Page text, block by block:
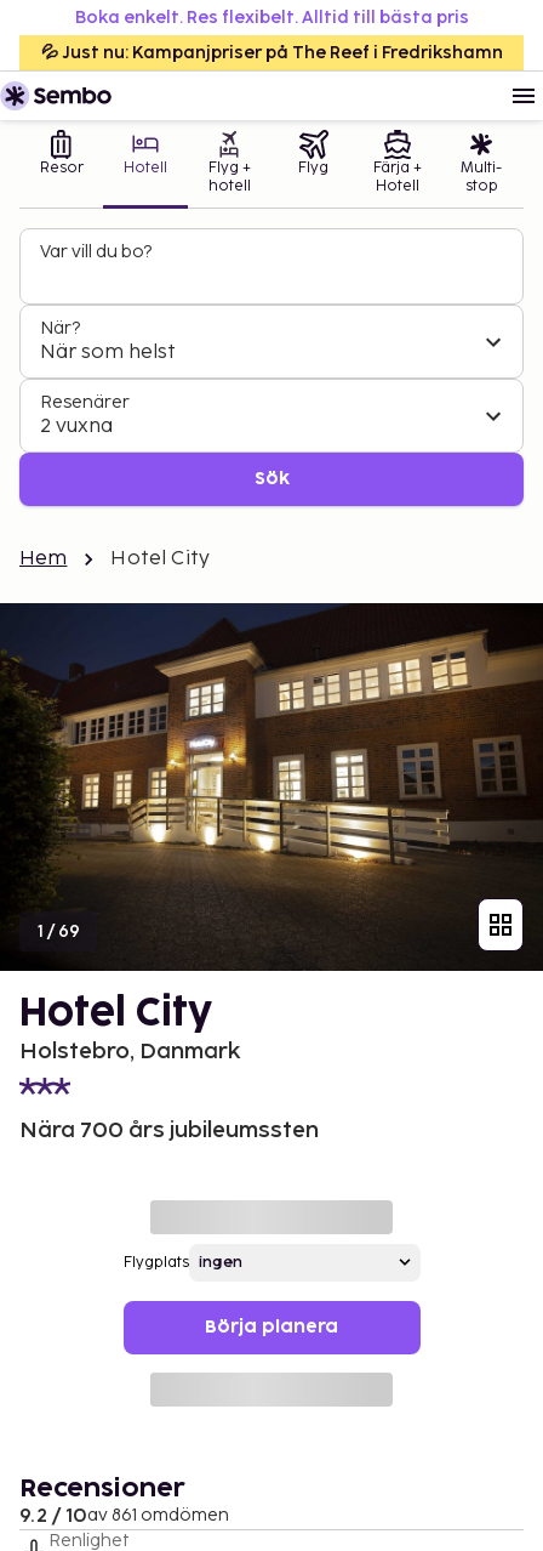
Boka enkelt. Res flexibelt. Alltid till bästa pris
💦 Just nu: Kampanjpriser på The Reef i Fredrikshamn
Resor Hotell
Flyg +
hotell
Flyg
Färja +
Hotell
Multi-
stop
Var vill du bo?
När?
När som helst
Resenärer
2 vuxna
Sök
Hem Hotel City
1 /69
Hotel City
Holstebro, Danmark
Nära 700 års jubileumssten
Flygplats
Börja planera
Recensioner
9.2 / 10av 861 omdömen
Renlighet